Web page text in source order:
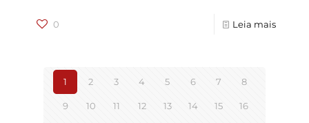
0 Leia mais
1 2 3 4 5 6 7 8
9 10 11 12 13 14 15 16